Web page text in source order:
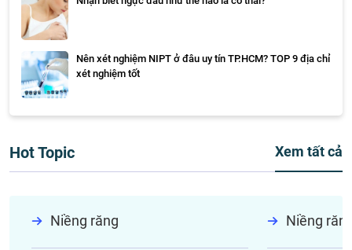
Nên xét nghiệm NIPT ở đâu uy tín TP.HCM? TOP 9 địa chỉ
xét nghiệm tốt
Hot Topic Xem tất cả
Niềng răng Niềng